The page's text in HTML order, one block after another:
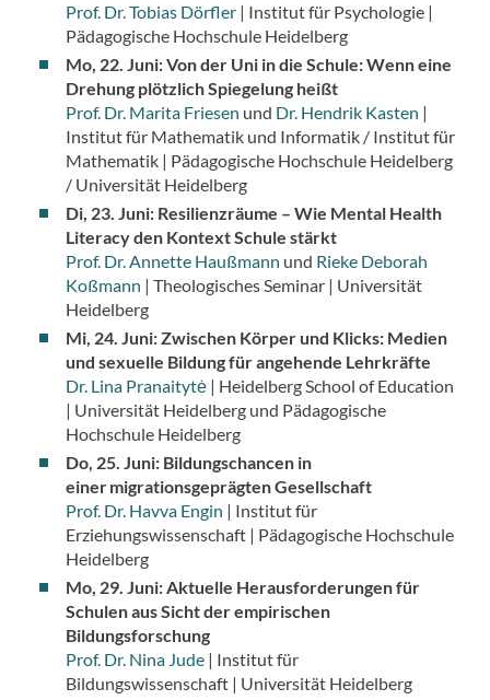
Prof. Dr. Tobias Dörfler| Institut für Psychologie |
Pädagogische Hochschule Heidelberg
Mo, 22. Juni: Von der Uni in die Schule: Wenn eine
Drehung plötzlich Spiegelung heißt
Prof. Dr. Marita Friesen und Dr. Hendrik Kasten |
Institut für Mathematik und Informatik / Institut für
Mathematik | Pädagogische Hochschule Heidelberg
/ Universität Heidelberg
Di, 23. Juni: Resilienzräume – Wie Mental Health
Literacy den Kontext Schule stärkt
Prof. Dr. Annette Haußmann und Rieke Deborah
Koßmann | Theologisches Seminar | Universität
Heidelberg
Mi, 24. Juni:Zwischen Körper und Klicks: Medien
und sexuelle Bildung für angehende Lehrkräfte
Dr. Lina Pranaitytė| Heidelberg School of Education
| Universität Heidelberg und Pädagogische
Hochschule Heidelberg
Do, 25. Juni: Bildungschancen in
einer migrationsgeprägten Gesellschaft
Prof. Dr. Havva Engin | Institut für
Erziehungswissenschaft | Pädagogische Hochschule
Heidelberg
Mo, 29. Juni:Aktuelle Herausforderungen für
Schulen aus Sicht der empirischen
Bildungsforschung
Prof. Dr. Nina Jude| Institut für
Bildungswissenschaft | Universität Heidelberg